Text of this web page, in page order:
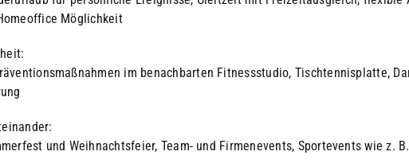
Möglichkeit
im benachbarten Fitnessstudio, Tischtennisplatte,
und Weihnachtsfeier, Team- und Firmenevents, Sportevents wie